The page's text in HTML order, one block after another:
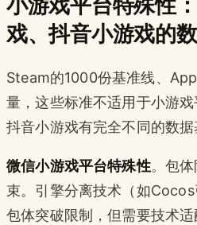
戏、抖音小游戏的
Steam的1000份基准线、
量，这些标准不适用于小游戏
抖音小游戏有完全不同的数据
微信小游戏平台特殊性。包
束。引擎分离技术（如
包体突破限制，但需要技术